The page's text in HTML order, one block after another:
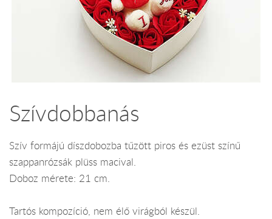
Szívdobbanás
Szív formájú díszdobozba tűzött piros és ezüst színű
szappanrózsák plüss macival.
Doboz mérete: 21 cm.
Tartós kompozíció, nem élő virágból készül.